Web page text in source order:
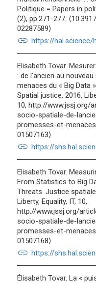
Politique = Papers in
(2), pp.271-277.
02287589⟩
link https://hal.science/
Elisabeth Tovar.
: de l'ancien au
menaces du « Big Data
Spatial justice, 2016,
10, http://www.jssj.org/
socio-spatiale-de-
promesses-et-
01507163⟩
link https://
Elisabeth Tovar.
From Statistics to Big
Threats. Justice
Liberty, Equality, IT, 10,
http://www.jssj.org/
socio-spatiale-de-
promesses-et-
01507168⟩
link https://
Élisabeth Tovar. La «